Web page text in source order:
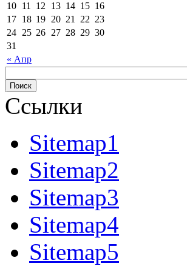
« Апр
10 11 12 13 14 15 16
17 18 19 20 21 22 23
24 25 26 27 28 29 30
31
Ссылки
Sitemap1
Sitemap2
Sitemap3
Sitemap4
Sitemap5